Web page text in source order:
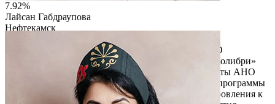
7.92%
Лайсан Габдраупова
Нефтекамск
Проект «Школа здоровья» — это партнерство ООО
«Колибри» и АНО «ПроЗдоровье». Врачи ООО «Колибри»
обеспечивают медицинскую экспертизу, а методисты АНО
«ПроЗдоровье» адаптируют её в образовательные программы
и мероприятия. Цель проекта — переход от выздоровления к